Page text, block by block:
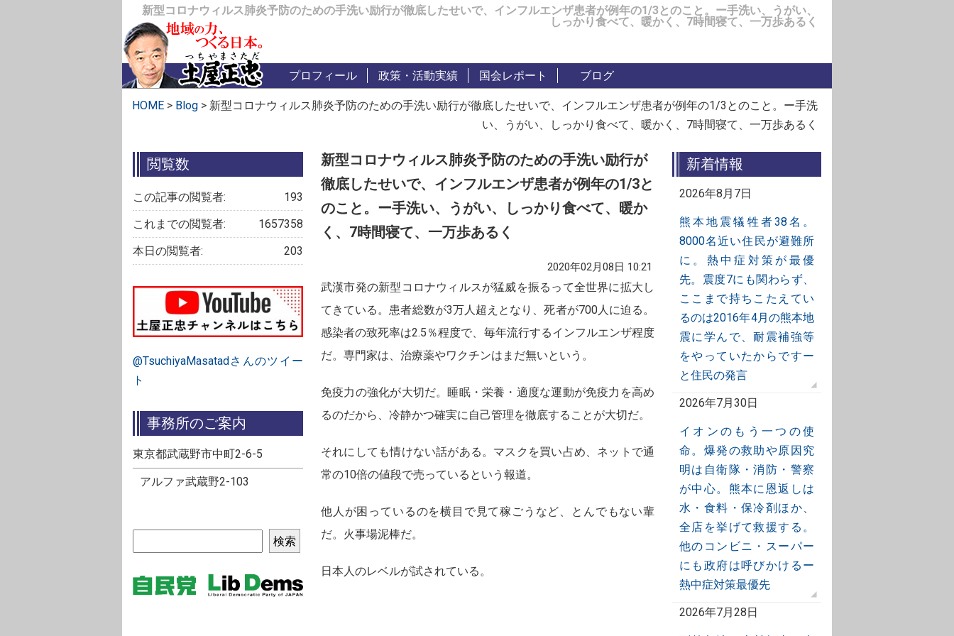
新型コロナウィルス肺炎予防のための手洗い励行が徹底したせいで、インフルエンザ患者が例年の1/3とのこと。ー手洗い、うがい、
しっかり食べて、暖かく、7時間寝て、一万歩あるく
プロフィール 政策・活動実績 国会レポート ブログ
HOME > Blog > 新型コロナウィルス肺炎予防のための手洗い励行が徹底したせいで、インフルエンザ患者が例年の1/3とのこと。ー手洗
い、うがい、しっかり食べて、暖かく、7時間寝て、一万歩あるく
閲覧数
193
この記事の閲覧者:
1657358
これまでの閲覧者:
203
本日の閲覧者:
@TsuchiyaMasatadさんのツイー
ト
事務所のご案内
東京都武蔵野市中町2-6-5
アルファ武蔵野2-103
新型コロナウィルス肺炎予防のための手洗い励行が
徹底したせいで、インフルエンザ患者が例年の1/3と
のこと。ー手洗い、うがい、しっかり食べて、暖か
く、7時間寝て、一万歩あるく
2020年02月08日 10:21
武漢市発の新型コロナウィルスが猛威を振るって全世界に拡大し
てきている。患者総数が3万人超えとなり、死者が700人に迫る。
感染者の致死率は2.5％程度で、毎年流行するインフルエンザ程度
だ。専門家は、治療薬やワクチンはまだ無いという。
免疫力の強化が大切だ。睡眠・栄養・適度な運動が免疫力を高め
るのだから、冷静かつ確実に自己管理を徹底することが大切だ。
それにしても情けない話がある。マスクを買い占め、ネットで通
常の10倍の値段で売っているという報道。
他人が困っているのを横目で見て稼ごうなど、とんでもない輩
だ。火事場泥棒だ。
日本人のレベルが試されている。
新着情報
2026年8月7日
熊本地震犠牲者38名。
8000名近い住民が避難所
に。熱中症対策が最優
先。震度7にも関わらず、
ここまで持ちこたえてい
るのは2016年4月の熊本地
震に学んで、耐震補強等
をやっていたからですー
と住民の発言
2026年7月30日
イオンのもう一つの使
命。爆発の救助や原因究
明は自衛隊・消防・警察
が中心。熊本に恩返しは
水・食料・保冷剤ほか、
全店を挙げて救援する。
他のコンビニ・スーパー
にも政府は呼びかけるー
熱中症対策最優先
2026年7月28日